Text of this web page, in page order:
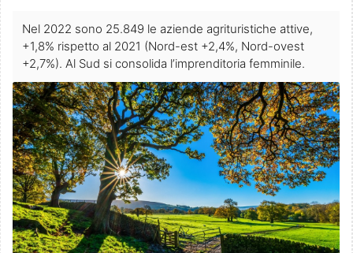
Nel 2022 sono 25.849 le aziende agrituristiche attive,
+1,8% rispetto al 2021 (Nord-est +2,4%, Nord-ovest
+2,7%). Al Sud si consolida l’imprenditoria femminile.